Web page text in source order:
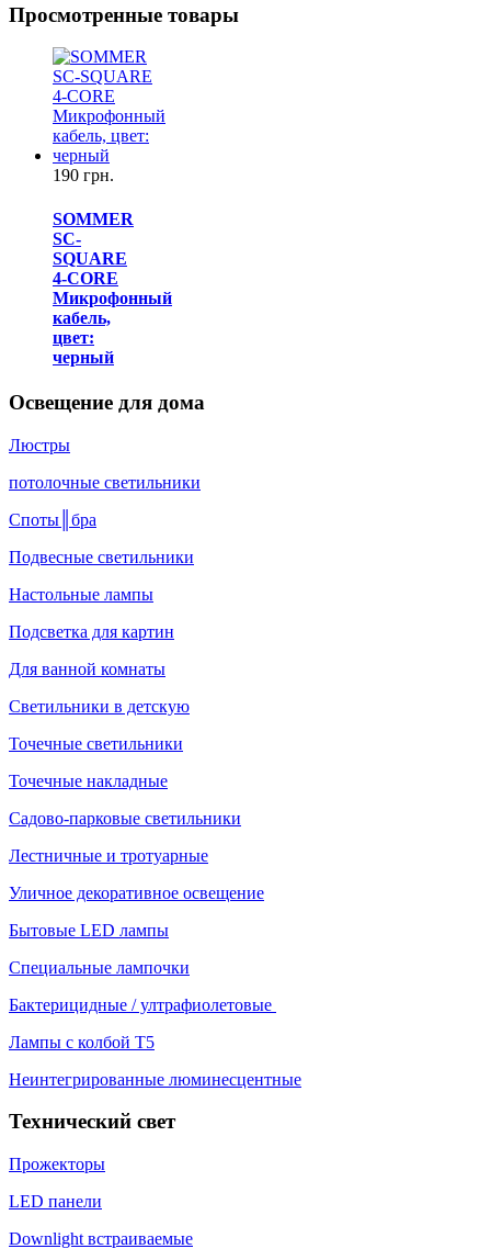
Просмотренные товары
190 грн.
SOMMER
SC-
SQUARE
4-CORE
Микрофонный
кабель,
цвет:
черный
Освещение для дома
Люстры
потолочные светильники
Споты║бра
Подвесные светильники
Настольные лампы
Подсветка для картин
Для ванной комнаты
Светильники в детскую
Точечные светильники
Точечные накладные
Садово-парковые светильники
Лестничные и тротуарные
Уличное декоративное освещение
Бытовые LED лампы
Специальные лампочки
Бактерицидные / ултрафиолетовые
Лампы с колбой Т5
Неинтегрированные люминесцентные
Технический свет
Прожекторы
LED панели
Downlight встраиваемые